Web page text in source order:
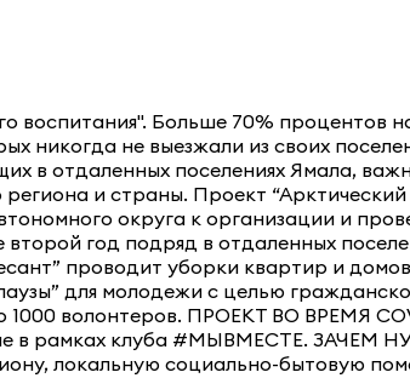
воспитания". Больше 70% процентов
никогда не выезжали из своих
в отдаленных поселениях Ямала,
и страны. Проект
округа к организации и
год подряд в отдаленных
проводит уборки квартир и
для молодежи с целью
1000 волонтеров. ПРОЕКТ ВО ВРЕМЯ
в рамках клуба #МЫВМЕСТЕ. ЗАЧЕМ
локальную социально-бытовую